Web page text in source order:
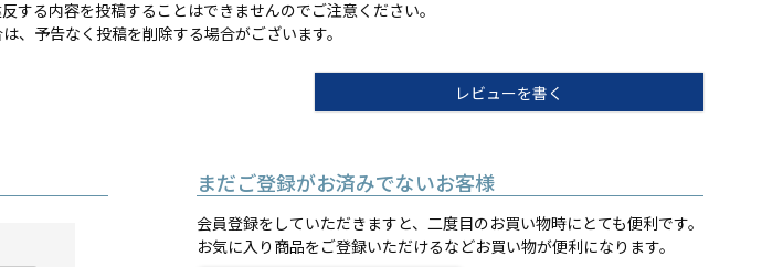
する内容を投稿することはできませんのでご注意ください。
、予告なく投稿を削除する場合がございます。
レビューを書く
まだご登録がお済みでないお客様
会員登録をしていただきますと、二度目のお買い物時にとても便利です。
お気に入り商品をご登録いただけるなどお買い物が便利になります。